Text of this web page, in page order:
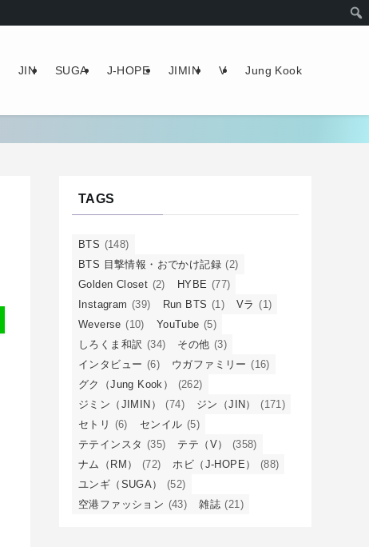
JIN SUGA J-HOPE JIMIN V Jung Kook
TAGS
BTS (148)
BTS 目撃情報・おでかけ記録 (2)
Golden Closet (2) HYBE (77)
Instagram (39) Run BTS (1) Vラ (1)
Weverse (10) YouTube (5)
しろくま和訳 (34) その他 (3)
インタビュー (6) ウガファミリー (16)
グク（Jung Kook）
(262)
ジミン（JIMIN）
(74) ジン（JIN）
(171)
セトリ (6) センイル (5)
テテインスタ (35) テテ（V）
(358)
ナム（RM）
(72) ホビ（J-HOPE）
(88)
ユンギ（SUGA）
(52)
空港ファッション (43) 雑誌 (21)